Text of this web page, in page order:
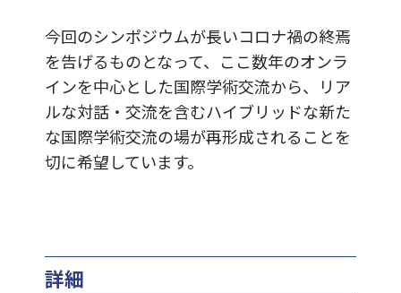
今回のシンポジウムが長いコロナ禍の終焉
を告げるものとなって、ここ数年のオンラ
インを中心とした国際学術交流から、リア
ルな対話・交流を含むハイブリッドな新た
な国際学術交流の場が再形成されることを
切に希望しています。
詳細